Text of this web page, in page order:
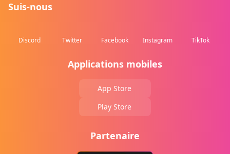
Suis-nous
Discord Twitter Facebook Instagram TikTok
Applications mobiles
App Store
Play Store
Partenaire